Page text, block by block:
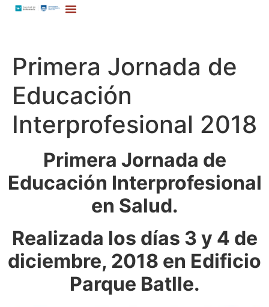
Primera Jornada de
Educación
Interprofesional 2018
Primera Jornada de
Educación Interprofesional
en Salud.
Realizada los días 3 y 4 de
diciembre, 2018 en Edificio
Parque Batlle.